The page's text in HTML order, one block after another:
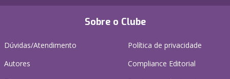
Sobre o Clube
Dúvidas/Atendimento
Autores
Política de privacidade
Compliance Editorial